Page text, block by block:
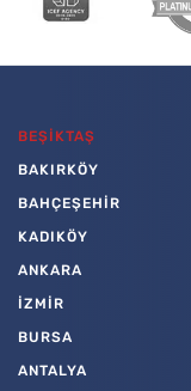
BEŞİKTAŞ
BAKIRKÖY
BAHÇEŞEHİR
KADIKÖY
ANKARA
İZMİR
BURSA
ANTALYA